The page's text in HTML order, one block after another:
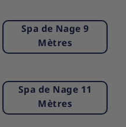
Spa de Nage 9
Mètres
Spa de Nage 11
Mètres